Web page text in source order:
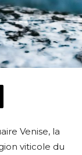
Venise, la
viticole du